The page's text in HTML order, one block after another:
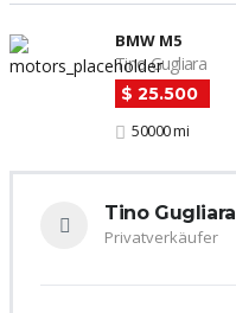
BMW M5
Tino Gugliara
$ 25.500
50000 mi
Tino Gugliara
Privatverkäufer